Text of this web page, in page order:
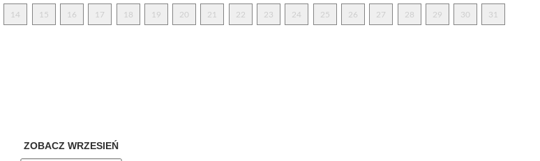
14 15 16 17 18 19 20 21 22 23 24 25 26 27 28 29 30 31
ZOBACZ WRZESIEŃ